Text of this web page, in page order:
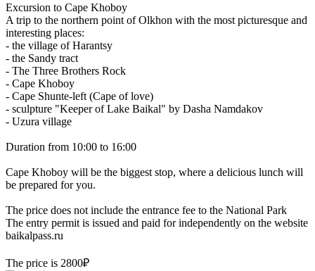
Excursion to Cape Khoboy
A trip to the northern point of Olkhon with the most picturesque and
interesting places:
- the village of Harantsy
- the Sandy tract
- The Three Brothers Rock
- Cape Khoboy
- Cape Shunte-left (Cape of love)
- sculpture "Keeper of Lake Baikal" by Dasha Namdakov
- Uzura village
Duration from 10:00 to 16:00
Cape Khoboy will be the biggest stop, where a delicious lunch will
be prepared for you.
The price does not include the entrance fee to the National Park
The entry permit is issued and paid for independently on the website
baikalpass.ru
The price is 2800₽